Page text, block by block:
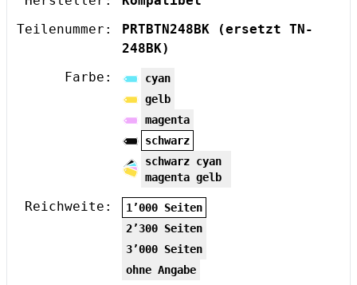
Teilenummer:
PRTBTN248BK
(ersetzt TN-
248BK)
Farbe:
cyan
gelb
magenta
schwarz
schwarz cyan
magenta gelb
Reichweite:
1’000 Seiten
2’300 Seiten
3’000 Seiten
ohne Angabe